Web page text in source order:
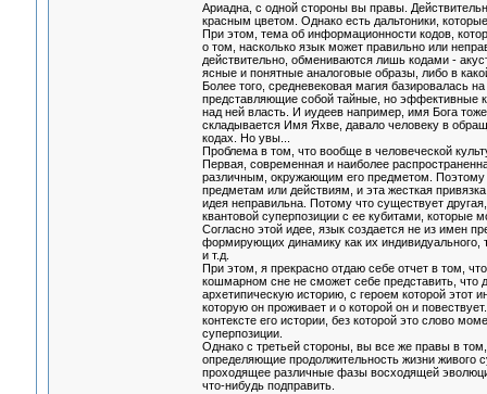
Ариадна, с одной стороны вы правы.
красным цветом. Однако есть дальтоники,
При этом, тема об информационности кодов,
о том, насколько язык может правильно или
действительно, обмениваются лишь кодами -
ясные и понятные аналоговые образы, либо в
Более того, средневековая магия базировалась
представляющие собой тайные, но эффективные
над ней власть. И иудеев например, имя Бога
складывается Имя Яхве, давало человеку в
кодах. Но увы...
Проблема в том, что вообще в человеческой
Первая, современная и наиболее
различным, окружающим его предметом. Поэтому
предметам или действиям, и эта жесткая
идея неправильна. Потому что существует
квантовой суперпозиции с ее кубитами, которые
Согласно этой идее, язык создается не из имен
формирующих динамику как их индивидуального,
и т.д.
При этом, я прекрасно отдаю себе отчет в том,
кошмарном сне не сможет себе представить, что
архетипическую историю, с героем которой этот
которую он проживает и о которой он и
контексте его истории, без которой это слово
суперпозиции.
Однако с третьей стороны, вы все же правы в
определяющие продолжительность жизни живого
проходящее различные фазы восходящей
что-нибудь подправить.